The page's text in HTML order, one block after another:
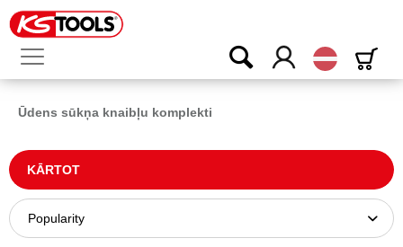
Latvijas
Ūdens sūkņa knaibļu komplekti
KĀRTOT